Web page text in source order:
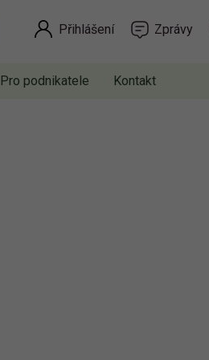
Přihlášení Zprávy
Pro podnikatele Kontakt